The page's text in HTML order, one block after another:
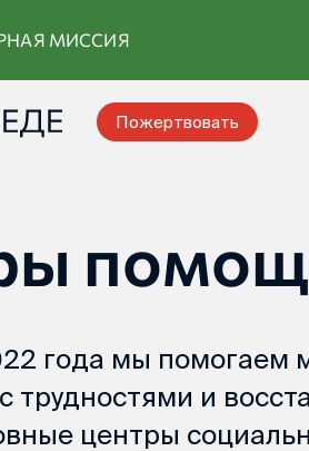
МИССИЯ
Пожертвовать
года мы помогаем
трудностями и
центры